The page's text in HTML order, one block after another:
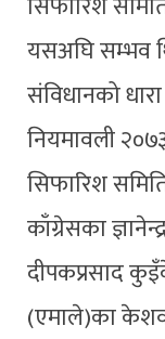
यसअघि सम्भव
संविधानको
नियमावली
सिफारिश
काँग्रेसका
दीपकप्रसाद
(एमाले)का केशव